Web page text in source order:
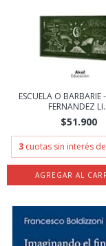
ESCUELA O BARBARIE
FERNANDEZ
$51.900
3 cuotas sin interés de